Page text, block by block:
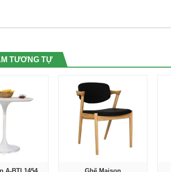
TƯƠNG TỰ